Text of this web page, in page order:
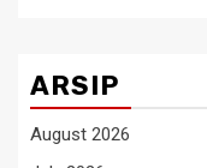
ARSIP
August 2026